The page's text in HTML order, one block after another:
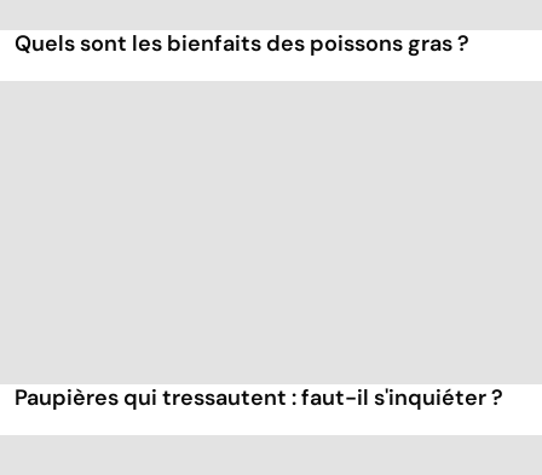
Quels sont les bienfaits des poissons gras ?
Paupières qui tressautent : faut-il s'inquiéter ?